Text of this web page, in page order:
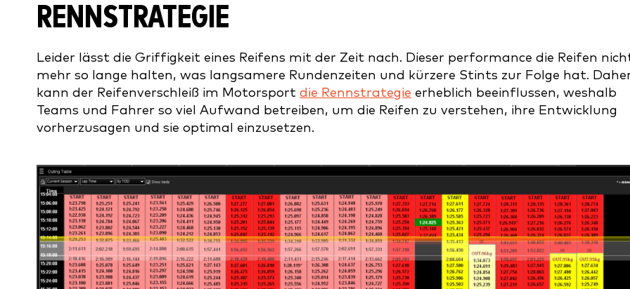
ENNSTRATEGIE
Leider lässt die Griffigkeit eines Reifens mit der Zeit nach. Dieser performance die Reifen
mehr so lange halten, was langsamere Rundenzeiten und kürzere Stints zur Folge hat.
kann der Reifenverschleiß im Motorsport die Rennstrategie erheblich beeinflussen, weshalb
Teams und Fahrer so viel Aufwand betreiben, um die Reifen zu verstehen, ihre Entwicklung
vorherzusagen und sie optimal einzusetzen.